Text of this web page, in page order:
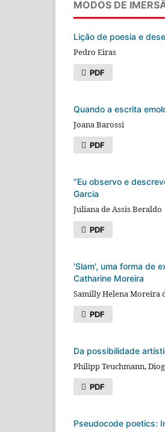
MODOS DE
Lição de poesia e
Pedro Eiras
PDF
Quando a escrita
Joana Barossi
PDF
“Eu observo e
Garcia
Juliana de Assis Beraldo
PDF
'Slam', uma forma de
Catharine Moreira
Samilly Helena Moreira
PDF
Da possibilidade
Philipp Teuchmann,
PDF
Pseudocode poetics: